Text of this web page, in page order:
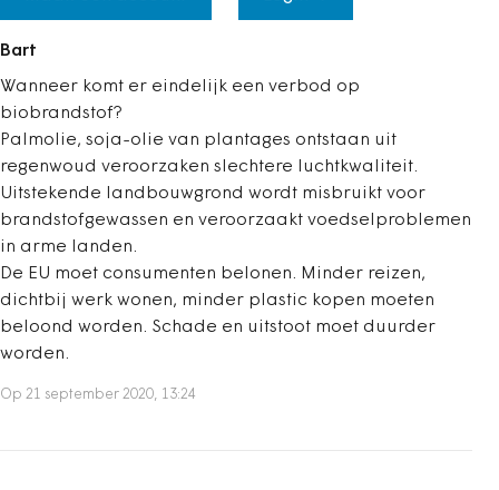
Bart
Wanneer komt er eindelijk een verbod op
biobrandstof?
Palmolie, soja-olie van plantages ontstaan uit
regenwoud veroorzaken slechtere luchtkwaliteit.
Uitstekende landbouwgrond wordt misbruikt voor
brandstofgewassen en veroorzaakt voedselproblemen
in arme landen.
De EU moet consumenten belonen. Minder reizen,
dichtbij werk wonen, minder plastic kopen moeten
beloond worden. Schade en uitstoot moet duurder
worden.
Op 21 september 2020, 13:24